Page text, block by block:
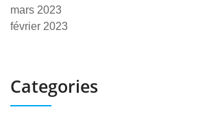
mars 2023
février 2023
Categories